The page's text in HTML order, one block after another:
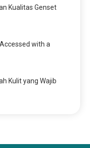
Kualitas Genset
with a
Kulit yang Wajib